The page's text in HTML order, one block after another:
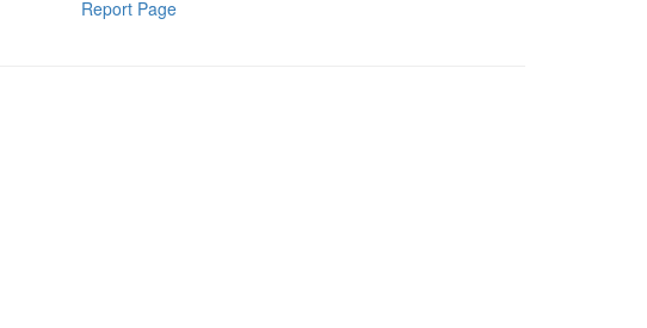
Report Page